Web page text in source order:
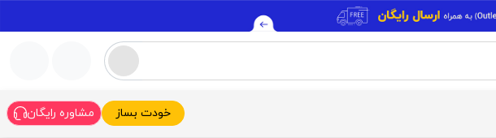
خودت بساز مشاوره رایگان